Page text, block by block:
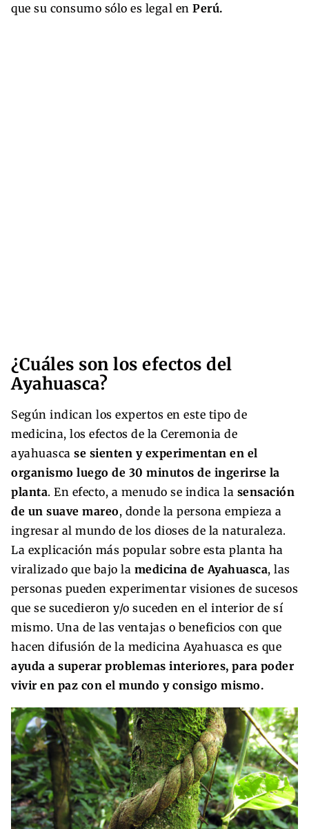
que su consumo sólo es legal en Perú.
¿Cuáles son los efectos del
Ayahuasca?
Según indican los expertos en este tipo de
medicina, los efectos de la Ceremonia de
ayahuasca se sienten y experimentan en el
organismo luego de 30 minutos de ingerirse la
planta. En efecto, a menudo se indica la sensación
de un suave mareo, donde la persona empieza a
ingresar al mundo de los dioses de la naturaleza.
La explicación más popular sobre esta planta ha
viralizado que bajo la medicina de Ayahuasca, las
personas pueden experimentar visiones de sucesos
que se sucedieron y/o suceden en el interior de sí
mismo. Una de las ventajas o beneficios con que
hacen difusión de la medicina Ayahuasca es que
ayuda a superar problemas interiores, para poder
vivir en paz con el mundo y consigo mismo.